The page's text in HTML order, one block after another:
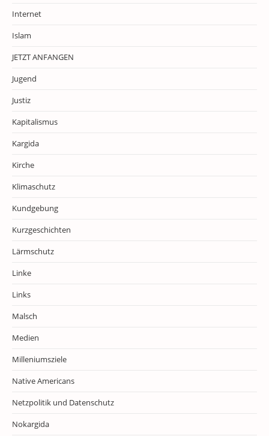
Internet
Islam
JETZT ANFANGEN
Jugend
Justiz
Kapitalismus
Kargida
Kirche
Klimaschutz
Kundgebung
Kurzgeschichten
Lärmschutz
Linke
Links
Malsch
Medien
Milleniumsziele
Native Americans
Netzpolitik und Datenschutz
Nokargida